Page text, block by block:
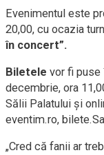
Evenimentul este
20,00, cu ocazia
în concert”.
Biletele vor fi puse
decembrie, ora
Sălii Palatului şi
eventim.ro,
„Cred că fanii ar